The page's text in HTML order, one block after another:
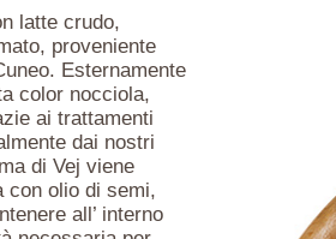
latte crudo,
proveniente
Esternamente
color nocciola,
ai trattamenti
dai nostri
di Vej viene
con olio di semi,
all’ interno